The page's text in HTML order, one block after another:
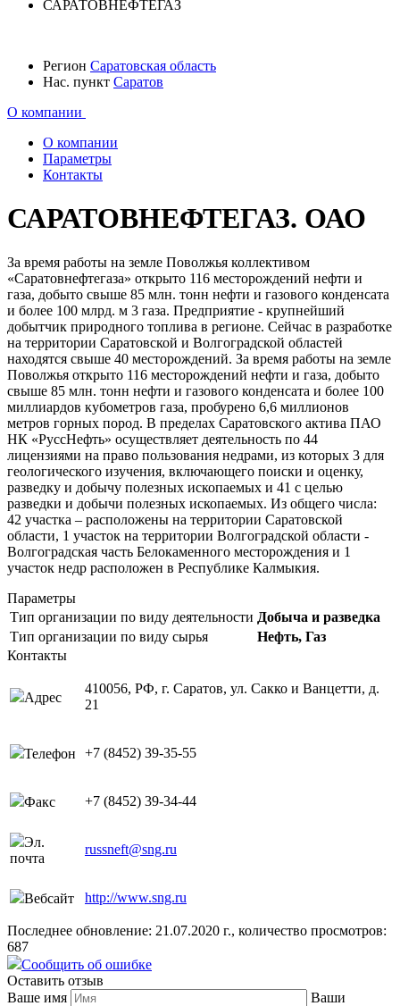
САРАТОВНЕФТЕГАЗ
Регион Саратовская область
Нас. пункт Саратов
О компании
О компании
Параметры
Контакты
САРАТОВНЕФТЕГАЗ. ОАО
За время работы на земле Поволжья коллективом
«Саратовнефтегаза» открыто 116 месторождений нефти и
газа, добыто свыше 85 млн. тонн нефти и газового конденсата
и более 100 млрд. м 3 газа. Предприятие - крупнейший
добытчик природного топлива в регионе. Сейчас в разработке
на территории Саратовской и Волгоградской областей
находятся свыше 40 месторождений. За время работы на земле
Поволжья открыто 116 месторождений нефти и газа, добыто
свыше 85 млн. тонн нефти и газового конденсата и более 100
миллиардов кубометров газа, пробурено 6,6 миллионов
метров горных пород. В пределах Саратовского актива ПАО
НК «РуссНефть» осуществляет деятельность по 44
лицензиями на право пользования недрами, из которых 3 для
геологического изучения, включающего поиски и оценку,
разведку и добычу полезных ископаемых и 41 с целью
разведки и добычи полезных ископаемых. Из общего числа:
42 участка – расположены на территории Саратовской
области, 1 участок на территории Волгоградской области -
Волгоградская часть Белокаменного месторождения и 1
участок недр расположен в Республике Калмыкия.
Параметры
Тип организации по виду деятельности Добыча и разведка
Тип организации по виду сырья
Нефть, Газ
Контакты
Адрес
410056, РФ, г. Саратов, ул. Сакко и Ванцетти, д.
21
Телефон +7 (8452) 39-35-55
Факс +7 (8452) 39-34-44
Эл.
почта
russneft@sng.ru
Вебсайт http://www.sng.ru
Последнее обновление: 21.07.2020 г., количество просмотров:
687
Сообщить об ошибке
Оставить отзыв
Ваше имя
Ваши